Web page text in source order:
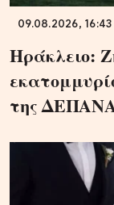
09.08.2026, 16:43
Ηράκλειο:
της